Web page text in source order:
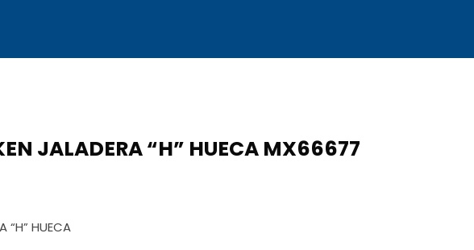
JALADERA “H” HUECA MX66677
“H” HUECA